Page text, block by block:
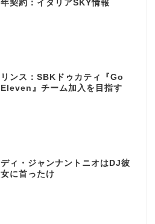
年契約：イタリアSKY情報
リンス：SBKドゥカティ『Go
Eleven』チーム加入を目指す
ディ・ジャンナントニオはDJ彼
女に首ったけ